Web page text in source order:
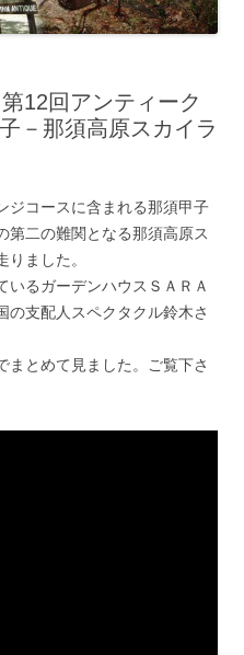
12回アンティーク
－那須高原スカイラ
ジコースに含まれる那須甲子
第二の難関となる那須高原ス
ました。
いるガーデンハウスＳＡＲＡ
の支配人スペクタクル鈴木さ
まとめて見ました。ご覧下さ